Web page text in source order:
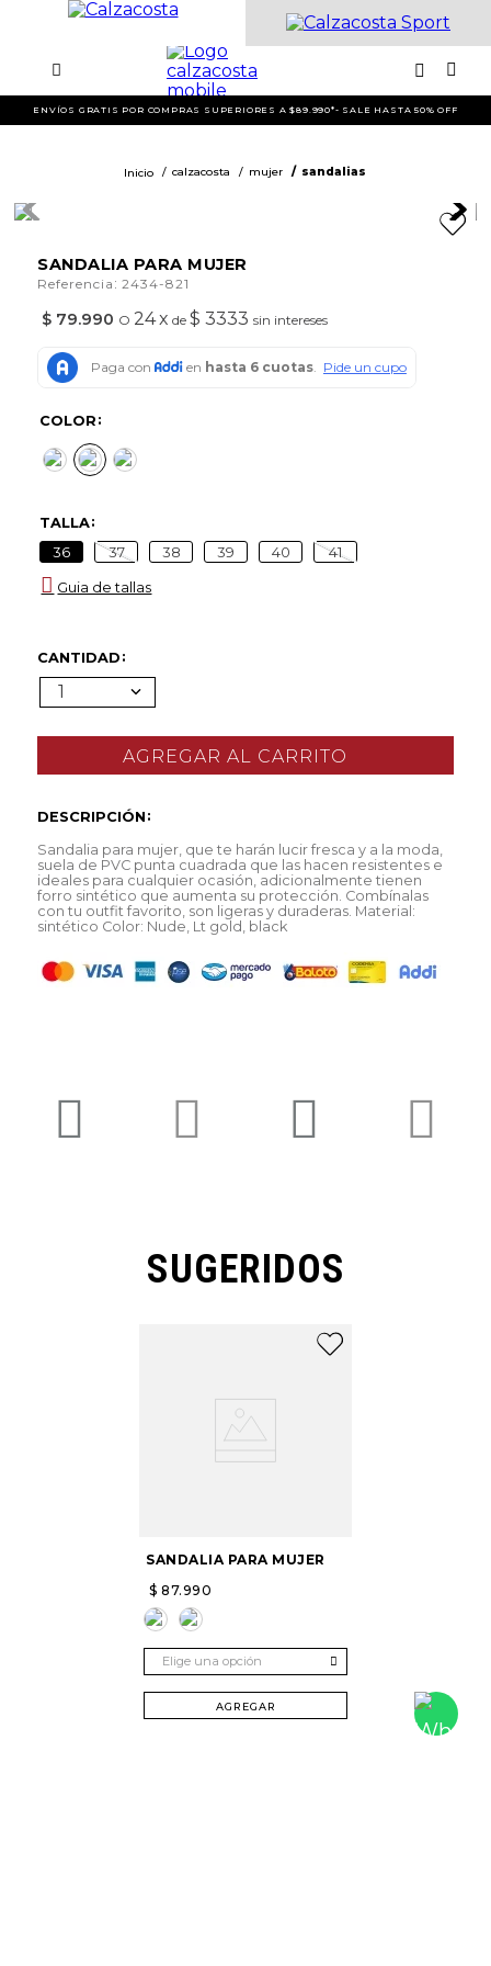
ENVÍOS GRATIS POR COMPRAS SUPERIORES A $89.990*- SALE HASTA 50% OFF
calzacosta mujer sandalias
SANDALIA PARA MUJER
Referencia :2434-821
$ 79.990 O 24x de$ 3333 sin intereses
COLOR
TALLA
36 37 38 39 40 41
Guia de tallas
CANTIDAD
1
DESCRIPCIÓN
Sandalia para mujer, que te harán lucir fresca y a la moda,
suela de PVC punta cuadrada que las hacen resistentes e
ideales para cualquier ocasión, adicionalmente tienen
forro sintético que aumenta su protección. Combínalas
con tu outfit favorito, son ligeras y duraderas. Material:
sintético Color: Nude, Lt gold, black
SUGERIDOS
SANDALIA PARA MUJER
$ 87.990
Elige una opción
AGREGAR